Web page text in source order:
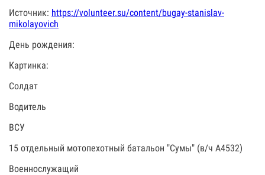
Источник: https://volunteer.su/content/bugay-stanislav-
mikolayovich
День рождения:
Картинка:
Солдат
Водитель
ВСУ
15 отдельный мотопехотный батальон "Сумы" (в/ч А4532)
Военнослужащий